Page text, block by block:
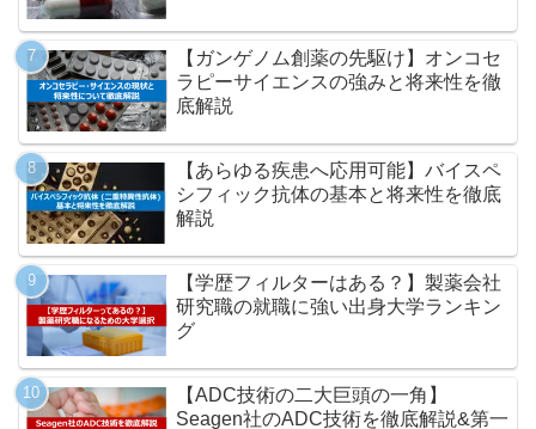
【ガンゲノム創薬の先駆け】オンコセ
ラピーサイエンスの強みと将来性を徹
底解説
【あらゆる疾患へ応用可能】バイスペ
シフィック抗体の基本と将来性を徹底
解説
【学歴フィルターはある？】製薬会社
研究職の就職に強い出身大学ランキン
グ
【ADC技術の二大巨頭の一角】
Seagen社のADC技術を徹底解説&第一